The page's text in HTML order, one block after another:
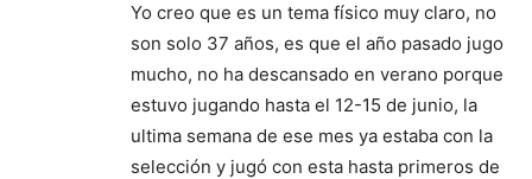
Yo creo que es un tema físico muy claro, no
son solo 37 años, es que el año pasado jugo
mucho, no ha descansado en verano porque
estuvo jugando hasta el 12-15 de junio, la
ultima semana de ese mes ya estaba con la
selección y jugó con esta hasta primeros de